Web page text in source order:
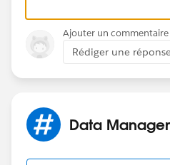
Ajouter un commentaire
Rédiger une
Data